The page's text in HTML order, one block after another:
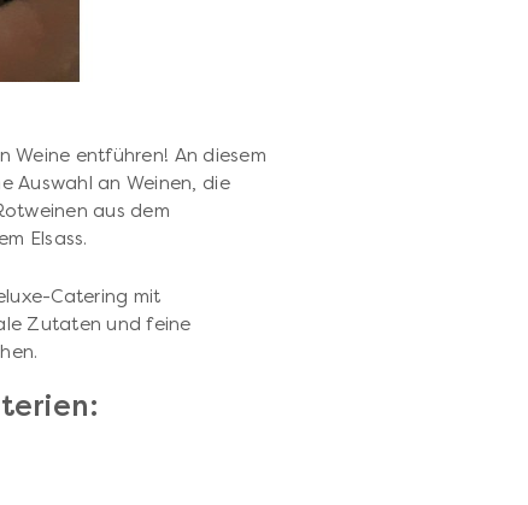
Weine entführen! An diesem
Auswahl an Weinen, die
aus dem
Elsass.
Catering mit
Zutaten und feine